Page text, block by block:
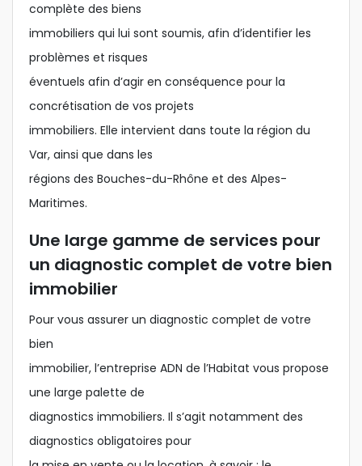
complète des biens
immobiliers qui lui sont soumis, afin d’identifier les
problèmes et risques
éventuels afin d’agir en conséquence pour la
concrétisation de vos projets
immobiliers. Elle intervient dans toute la région du
Var, ainsi que dans les
régions des Bouches-du-Rhône et des Alpes-
Maritimes.
Une large gamme de services pour
un diagnostic complet de votre bien
immobilier
Pour vous assurer un diagnostic complet de votre
bien
immobilier, l’entreprise ADN de l’Habitat vous propose
une large palette de
diagnostics immobiliers. Il s’agit notamment des
diagnostics obligatoires pour